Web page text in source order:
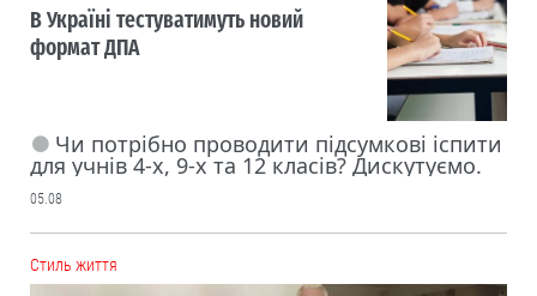
В Україні тестуватимуть новий
формат ДПА
Чи потрібно проводити підсумкові іспити
для учнів 4-х, 9-х та 12 класів? Дискутуємо.
05.08
Cтиль життя